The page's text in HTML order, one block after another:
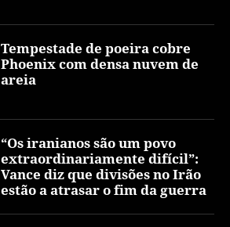
Tempestade de poeira cobre
Phoenix com densa nuvem de
areia
“Os iranianos são um povo
extraordinariamente difícil”:
Vance diz que divisões no Irão
estão a atrasar o fim da guerra